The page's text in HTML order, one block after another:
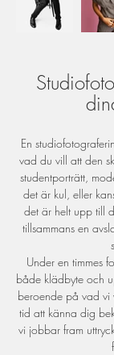
En
vad du vill att den
studentporträtt,
det är kul, eller
det är helt upp till
tillsammans en
Under en timmes
både klädbyte och
beroende på vad
tid att känna dig
vi jobbar fram